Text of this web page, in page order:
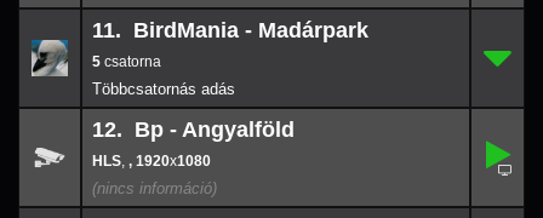
11.
11. BirdMania - Madárpark
5
12.
12. Bp - Angyalföld
, , 1920x1080
,
1920x